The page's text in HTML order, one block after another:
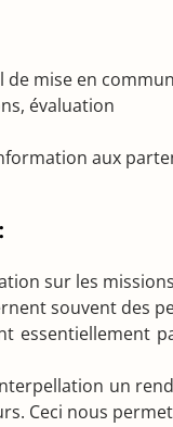
de mise en
évaluation
aux
sur les
souvent des
essentiellement
un
Ceci nous